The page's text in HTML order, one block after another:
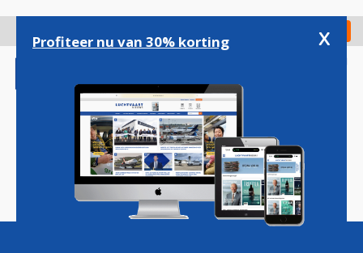
gaan
Check in
Magazine Podcasts Vacatures
Profiteer nu van 30% korting x